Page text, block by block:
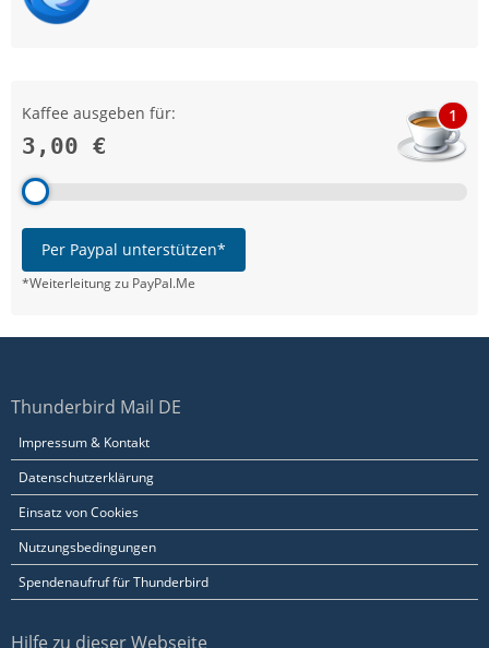
Kaffee ausgeben für:
3,00 €
1
Per Paypal unterstützen*
*Weiterleitung zu PayPal.Me
Thunderbird Mail DE
Impressum & Kontakt
Datenschutzerklärung
Einsatz von Cookies
Nutzungsbedingungen
Spendenaufruf für Thunderbird
Hilfe zu dieser Webseite